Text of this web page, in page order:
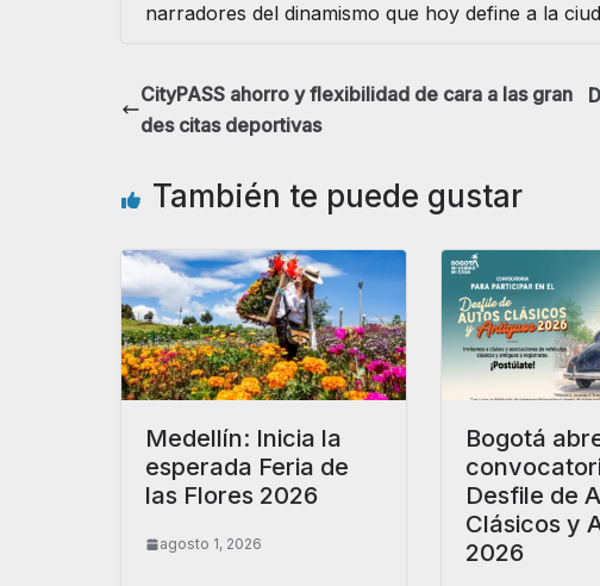
narradores del dinamismo que hoy define a la
CityPASS ahorro y flexibilidad de cara a las gran
des citas deportivas
También te puede gustar
Medellín: Inicia la
esperada Feria de
las Flores 2026
agosto 1, 2026
Bogotá
Desfile de
Clásicos y
2026